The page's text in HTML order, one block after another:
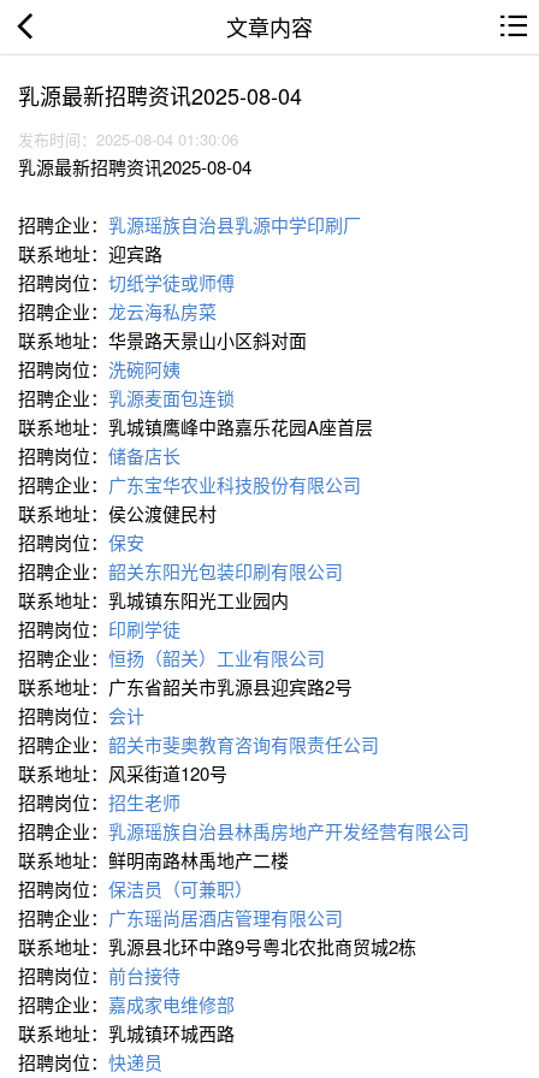
文章内容
乳源最新招聘资讯2025-08-04
发布时间：2025-08-04 01:30:06
乳源最新招聘资讯2025-08-04
招聘企业： 乳源瑶族自治县乳源中学印刷厂
联系地址：迎宾路
招聘岗位： 切纸学徒或师傅
招聘企业： 龙云海私房菜
联系地址：华景路天景山小区斜对面
招聘岗位： 洗碗阿姨
招聘企业： 乳源麦面包连锁
联系地址：乳城镇鹰峰中路嘉乐花园A座首层
招聘岗位： 储备店长
招聘企业： 广东宝华农业科技股份有限公司
联系地址：侯公渡健民村
招聘岗位： 保安
招聘企业： 韶关东阳光包装印刷有限公司
联系地址：乳城镇东阳光工业园内
招聘岗位： 印刷学徒
招聘企业： 恒扬（韶关）工业有限公司
联系地址：广东省韶关市乳源县迎宾路2号
招聘岗位： 会计
招聘企业： 韶关市斐奥教育咨询有限责任公司
联系地址：风采街道120号
招聘岗位： 招生老师
招聘企业： 乳源瑶族自治县林禹房地产开发经营有限公司
联系地址：鲜明南路林禹地产二楼
招聘岗位： 保洁员（可兼职）
招聘企业： 广东瑶尚居酒店管理有限公司
联系地址：乳源县北环中路9号粤北农批商贸城2栋
招聘岗位： 前台接待
招聘企业： 嘉成家电维修部
联系地址：乳城镇环城西路
招聘岗位： 快递员